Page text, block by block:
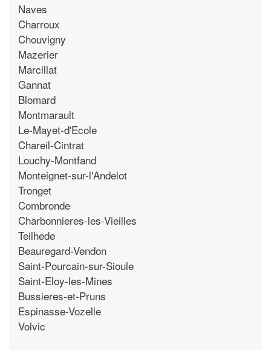
Naves
Charroux
Chouvigny
Mazerier
Marcillat
Gannat
Blomard
Montmarault
Le-Mayet-d'Ecole
Chareil-Cintrat
Louchy-Montfand
Monteignet-sur-l'Andelot
Tronget
Combronde
Charbonnieres-les-Vieilles
Teilhede
Beauregard-Vendon
Saint-Pourcain-sur-Sioule
Saint-Eloy-les-Mines
Bussieres-et-Pruns
Espinasse-Vozelle
Volvic